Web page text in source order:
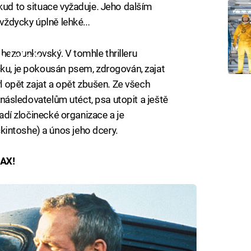
to situace vyžaduje. Jeho dalším
úplně lehké...
fetch
V tomhle thrilleru
je pokousán psem, zdrogován, zajat
opět zajat a opět zbušen. Ze všech
utéct, psa utopit a ještě
zločinecké organizace a je
a únos jeho dcery.